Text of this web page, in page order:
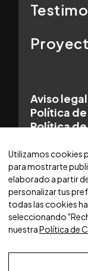
Aviso legal
Política
Política
Utilizamos cookies
para mostrarte
elaborado a partir
personalizar tus
todas las cookies
seleccionando
nuestraPolítica de